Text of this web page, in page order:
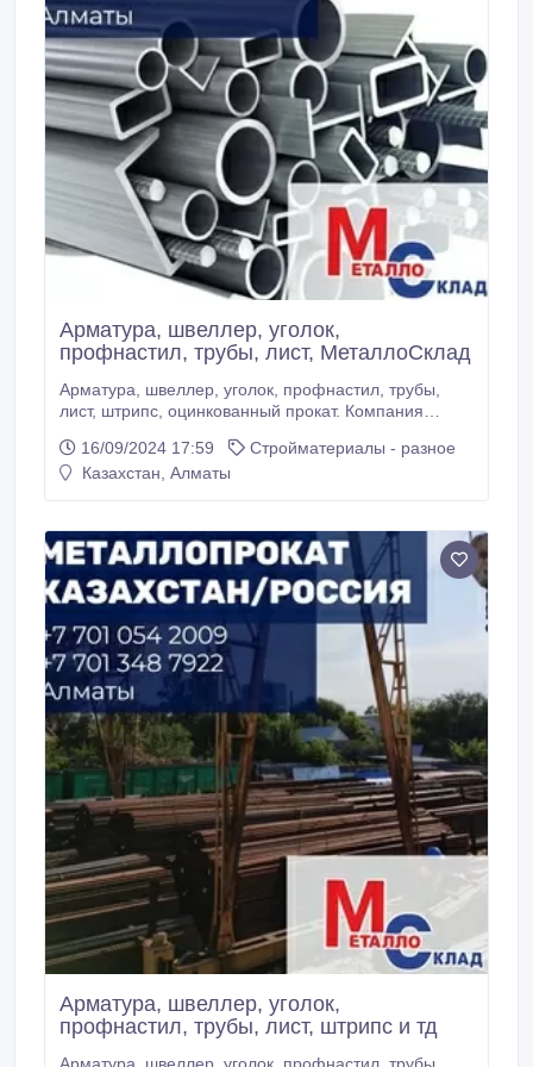
Арматура, швеллер, уголок,
профнастил, трубы, лист, МеталлоСклад
Арматура, швеллер, уголок, профнастил, трубы,
лист, штрипс, оцинкованный прокат. Компания
изготовлении, поставке металлопрокатных изделий
(Казахстан и Россия) из высококачественных
опытных и квалифицированных сотрудников.
16/09/2024 17:59
Стройматериалы - разное
Казахстан, Алматы
Арматура, швеллер, уголок,
профнастил, трубы, лист, штрипс и тд